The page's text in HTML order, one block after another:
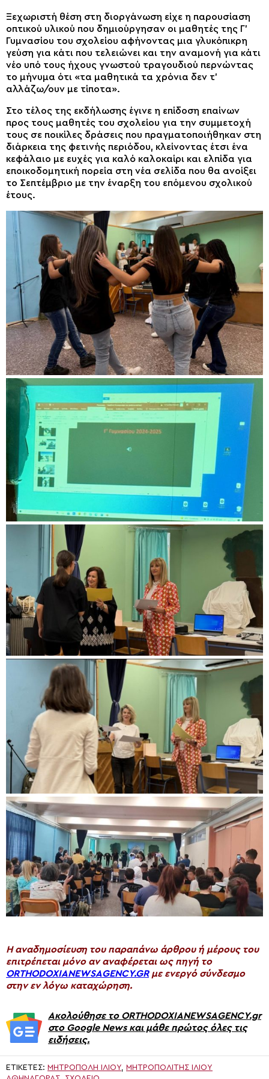
Ξεχωριστή θέση στη διοργάνωση είχε η παρουσίαση
οπτικού υλικού που δημιούργησαν οι μαθητές της Γ’
Γυμνασίου του σχολείου αφήνοντας μια γλυκόπικρη
γεύση για κάτι που τελειώνει και την αναμονή για κάτι
νέο υπό τους ήχους γνωστού τραγουδιού περνώντας
το μήνυμα ότι «τα μαθητικά τα χρόνια δεν τ’
αλλάζω/ουν με τίποτα».
Στο τέλος της εκδήλωσης έγινε η επίδοση επαίνων
προς τους μαθητές του σχολείου για την συμμετοχή
τους σε ποικίλες δράσεις που πραγματοποιήθηκαν στη
διάρκεια της φετινής περιόδου, κλείνοντας έτσι ένα
κεφάλαιο με ευχές για καλό καλοκαίρι και ελπίδα για
εποικοδομητική πορεία στη νέα σελίδα που θα ανοίξει
το Σεπτέμβριο με την έναρξη του επόμενου σχολικού
έτους.
H αναδημοσίευση του παραπάνω άρθρου ή μέρους του
επιτρέπεται μόνο αν αναφέρεται ως πηγή το
ORTHODOXIANEWSAGENCY.GRμε ενεργό σύνδεσμο
στην εν λόγω καταχώρηση.
Ακολούθησε το ORTHODOXIANEWSAGENCY.gr
στο Google News και μάθε πρώτος όλες τις
ειδήσεις.
ΕΤΙΚΈΤΕΣ: ΜΗΤΡΌΠΟΛΗ ΙΛΊΟΥ, ΜΗΤΡΟΠΟΛΊΤΗΣ ΙΛΊΟΥ